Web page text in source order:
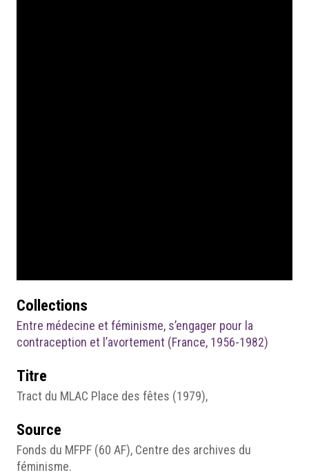
Collections
Entre médecine et féminisme, s’engager pour la
contraception et l’avortement (France, 1956-1982)
Titre
Tract du MLAC Place des fêtes (1979),
Source
Fonds du MFPF (60 AF), Centre des archives du
féminisme.